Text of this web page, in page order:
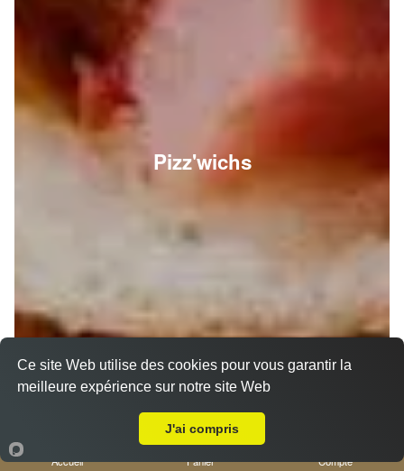
Pizz'wichs
Accueil Panier Compte
Ce site Web utilise des cookies pour vous garantir la
meilleure expérience sur notre site Web
J'ai compris